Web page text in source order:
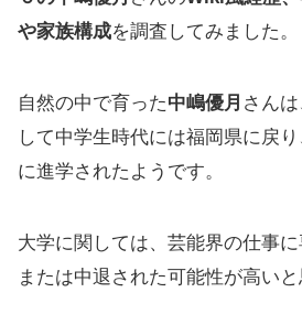
や家族構成を調査してみました。
自然の中で育った中嶋優月 さん
して中学生時代には福岡県に戻
に進学されたようです。
大学に関しては、芸能界の仕事
または中退された可能性が高いと